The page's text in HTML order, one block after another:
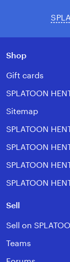
Shop
Gift cards
SPLATOON
Sitemap
SPLATOON
SPLATOON
SPLATOON
SPLATOON
Sell
Sell on
Teams